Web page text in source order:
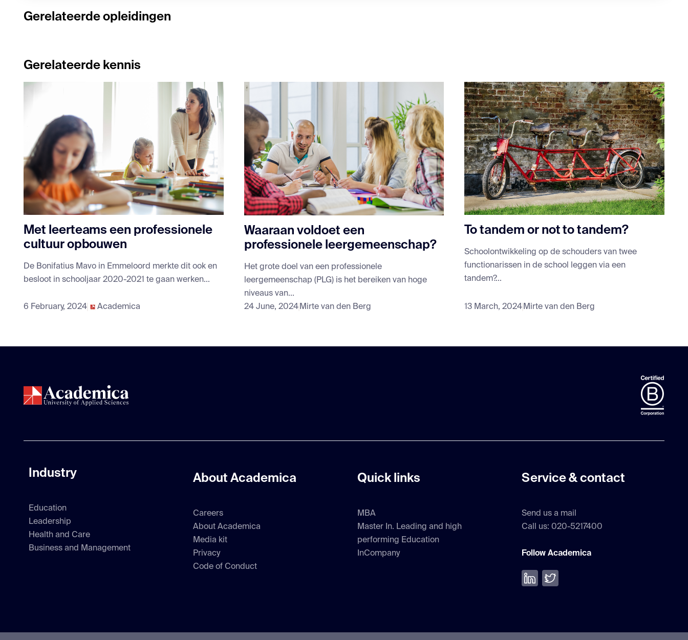
Gerelateerde opleidingen
Gerelateerde kennis
Met leerteams een professionele
cultuur opbouwen
De Bonifatius Mavo in Emmeloord merkte dit ook en
besloot in schooljaar 2020-2021 te gaan werken...
6 February, 2024 Academica
Waaraan voldoet een
professionele leergemeenschap?
Het grote doel van een professionele
leergemeenschap (PLG) is het bereiken van hoge
niveaus van...
24 June, 2024 Mirte van den Berg
To tandem or not to tandem?
Schoolontwikkeling op de schouders van twee
functionarissen in de school leggen via een
tandem?...
13 March, 2024 Mirte van den Berg
Industry
Education
Leadership
Health and Care
Business and Management
About Academica
Careers
About Academica
Media kit
Privacy
Code of Conduct
Quick links
MBA
Master In. Leading and high
performing Education
InCompany
Service & contact
Send us a mail
Call us: 020-5217400
Follow Academica
Volg ons op LinkedIn
Volg ons op Twitter